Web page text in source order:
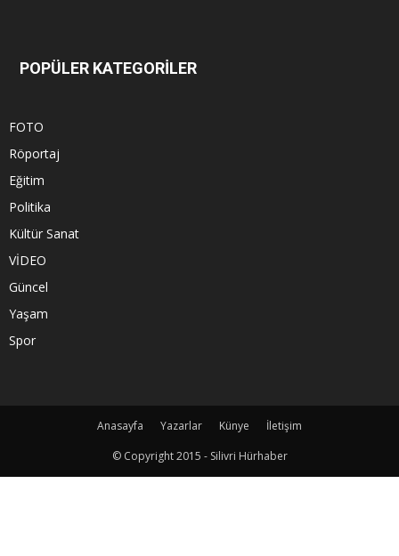
POPÜLER KATEGORİLER
FOTO
Röportaj
Eğitim
Politika
Kültür Sanat
VİDEO
Güncel
Yaşam
Spor
Anasayfa Yazarlar Künye
İletişim
© Copyright 2015 - Silivri Hürhaber